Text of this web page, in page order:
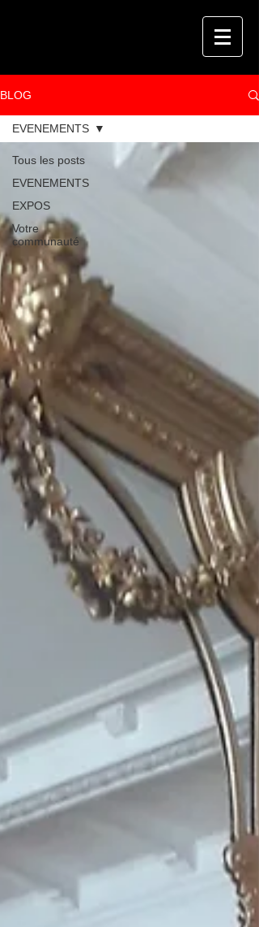
BLOG
Tous les posts
EVENEMENTS
EXPOS
Votre
communauté
EVENEMENTS